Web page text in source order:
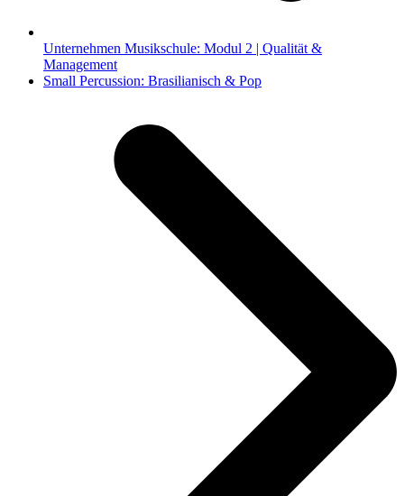
Unternehmen Musikschule: Modul 2 | Qualität &
Management
Nächster
Small Percussion: Brasilianisch & Pop